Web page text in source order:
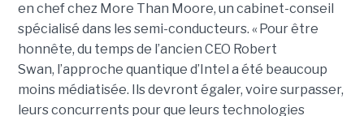
en chef chez More Than Moore, un cabinet-conseil
spécialisé dans les semi-conducteurs. « Pour être
honnête, du temps de l’ancien CEO Robert
Swan, l’approche quantique d’Intel a été beaucoup
moins médiatisée. Ils devront égaler, voire surpasser,
leurs concurrents pour que leurs technologies